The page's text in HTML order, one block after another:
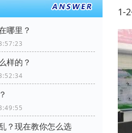
哪里？
样的？
？现在教你怎么选
1-